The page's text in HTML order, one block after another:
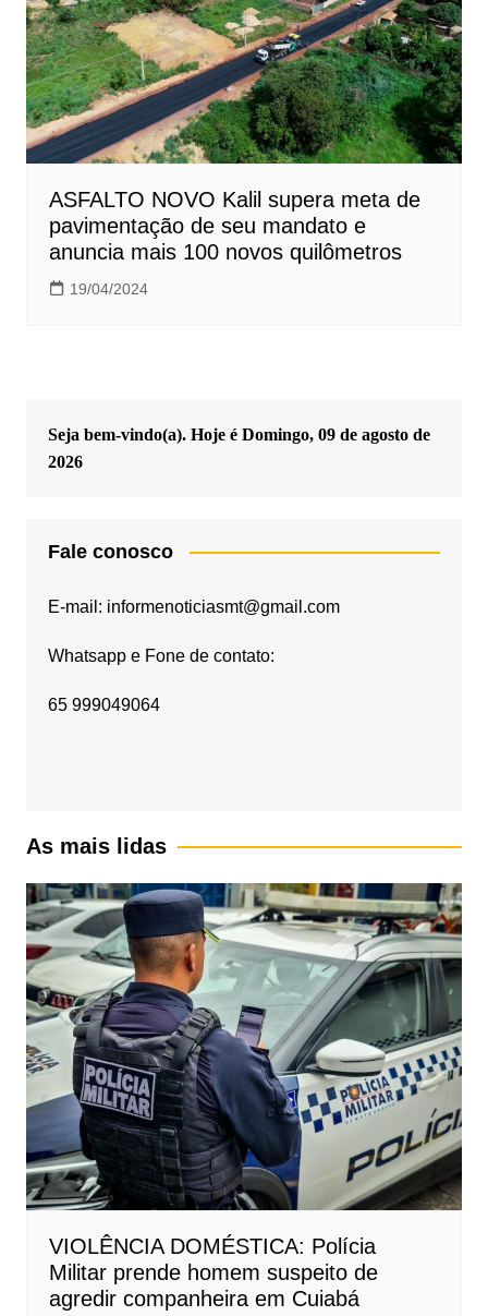
ASFALTO NOVO Kalil supera meta de
pavimentação de seu mandato e
anuncia mais 100 novos quilômetros
19/04/2024
Seja bem-vindo(a). Hoje é Domingo, 09 de agosto de
2026
Fale conosco
E-mail: informenoticiasmt@gmail.com
Whatsapp e Fone de contato:
65 999049064
As mais lidas
VIOLÊNCIA DOMÉSTICA: Polícia
Militar prende homem suspeito de
agredir companheira em Cuiabá